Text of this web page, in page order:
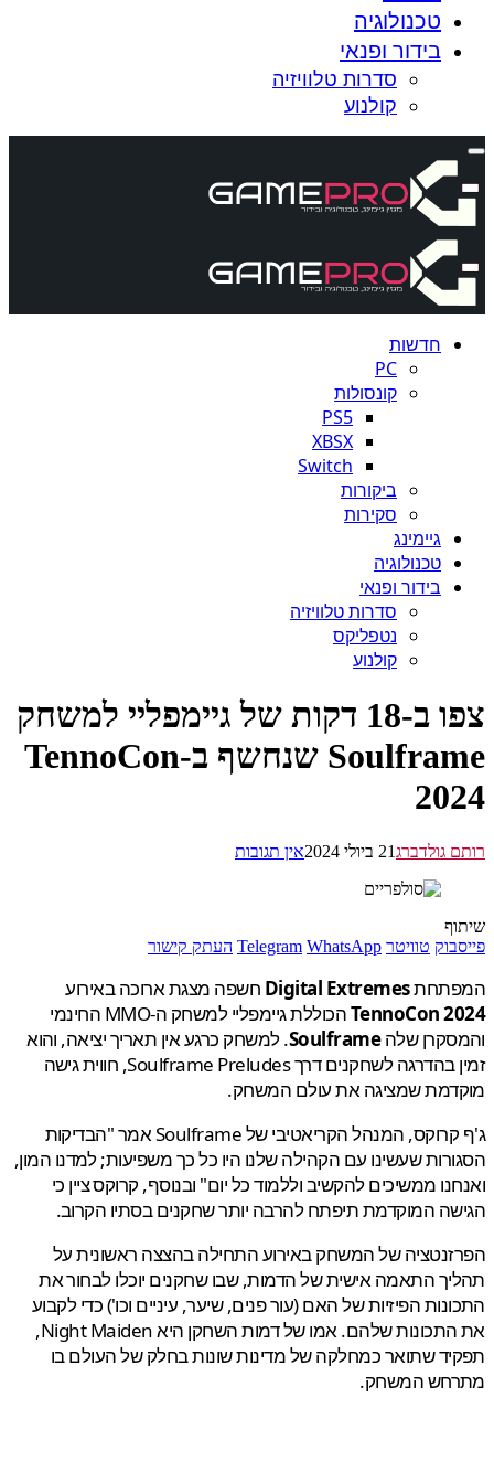
טכנולוגיה
בידור ופנאי
סדרות טלוויזיה
קולנוע
חדשות
PC
קונסולות
PS5
XBSX
Switch
ביקורות
סקירות
גיימינג
טכנולוגיה
בידור ופנאי
סדרות טלוויזיה
נטפליקס
קולנוע
צפו ב-18 דקות של גיימפליי למשחק
Soulframe שנחשף ב-TennoCon
גולדברג21 ביולי 2024 אין תגובות
טוויטר Telegram WhatsApp העתק קישור
Digital Extremesחשפה מצגת ארוכה באירוע
TennoCon
הכוללת גיימפליי למשחק ה-MMO החינמי
שלהSoulframe. למשחק כרגע אין תאריך יציאה, והוא
זמין בהדרגה לשחקנים דרך Soulframe Preludes, חווית גישה
שמציגה את עולם המשחק.
ג'ף קרוקס, המנהל הקריאטיבי של Soulframe אמר "הבדיקות
שעשינו עם הקהילה שלנו היו כל כך משפיעות; למדנו המון,
ממשיכים להקשיב וללמוד כל יום" ובנוסף, קרוקס ציין כי
המוקדמת תיפתח להרבה יותר שחקנים בסתיו הקרוב.
של המשחק באירוע התחילה בהצצה ראשונית על
התאמה אישית של הדמות, שבו שחקנים יוכלו לבחור את
הפיזיות של האם (עור פנים, שיער, עיניים וכו') כדי לקבוע
את התכונות שלהם. אמו של דמות השחקן היא Night Maiden,
שתואר כמחלקה של מדינות שונות בחלק של העולם בו
המשחק.